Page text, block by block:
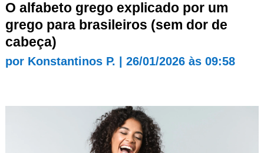
O alfabeto grego explicado por um
grego para brasileiros (sem dor de
cabeça)
por Konstantinos P. 26/01/2026 às 09:58